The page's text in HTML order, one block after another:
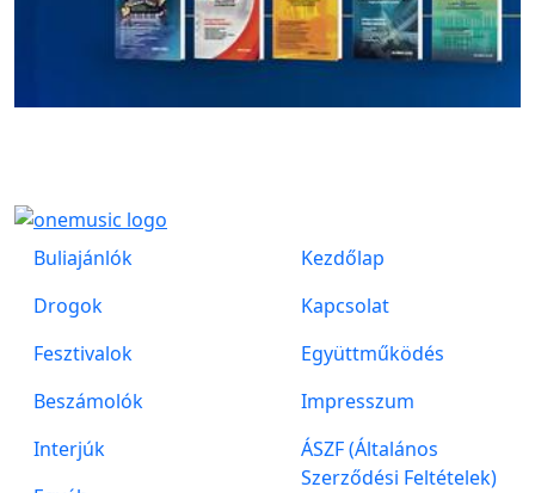
Buliajánlók
Drogok
Fesztivalok
Beszámolók
Interjúk
Kezdőlap
Kapcsolat
Együttműködés
Impresszum
ÁSZF (Általános
Szerződési Feltételek)